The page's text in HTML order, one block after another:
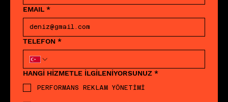
EMAIL *
TELEFON *
HANGİ HİZMETLE İLGİLENİYORSUNUZ *
PERFORMANS REKLAM YÖNETİMİ